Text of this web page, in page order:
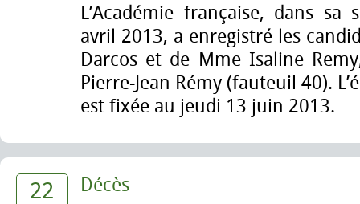
L’Académie française, dans
avril 2013, a enregistré les
Darcos et de Mme Isaline
Pierre-Jean Rémy (fauteuil 40).
est fixée au jeudi 13 juin 2013.
22 Décès